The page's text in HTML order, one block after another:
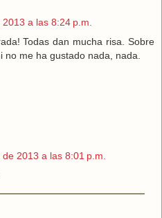
a las 8:24 p.m.
Todas dan mucha risa. Sobre
me ha gustado nada, nada.
2013 a las 8:01 p.m.